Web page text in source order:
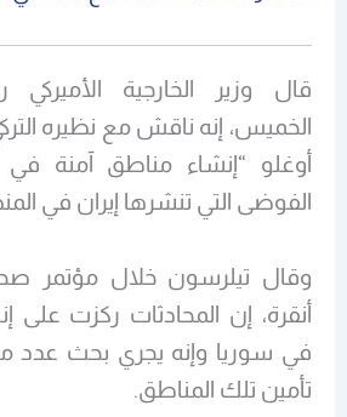
قال وزير الخارجية
الخميس، إنه ناقش مع نظيره
أوغلو “إنشاء مناطق آمنة في
الفوضى التي تنشرها إيران في
وقال تيلرسون خلال مؤتمر
أنقرة، إن المحادثات ركزت على
في سوريا وإنه يجري بحث عدد
تأمين تلك المناطق.